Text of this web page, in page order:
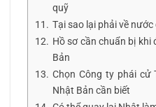
quỹ
Tại sao lại phải về
Hồ sơ cần chuẩn bị
Bản
Chọn Công ty phái cử
Nhật Bản cần biết